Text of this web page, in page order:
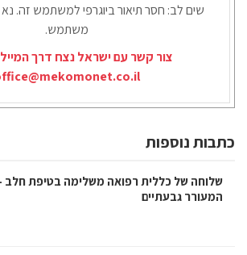
שים לב: חסר תיאור ביוגרפי למשתמש זה. נא
משתמש.
צור קשר עם ישראל נצח דרך
כתבות נוספות
שלוחה של כללית רפואה משלימה בטיפת חלב
המעורר גבעתיים